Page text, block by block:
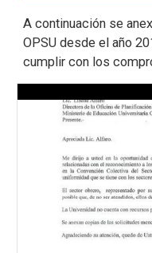
A continuación se
OPSU desde el año
cumplir con los